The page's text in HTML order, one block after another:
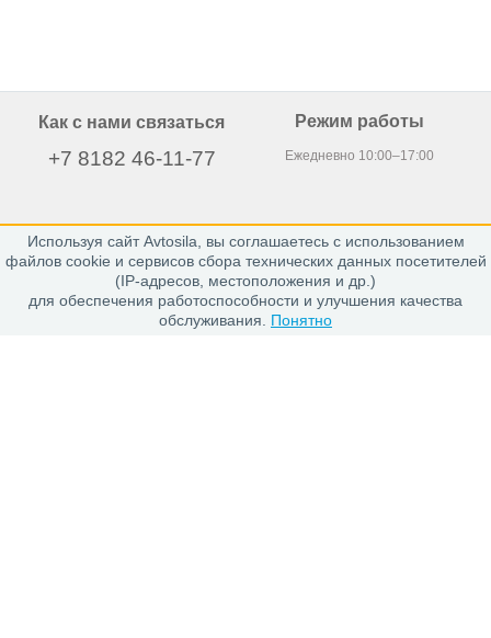
Используя сайт Avtosila, вы соглашаетесь с использованием
файлов cookie и сервисов сбора технических данных посетителей
(IP-адресов, местоположения и др.)
для обеспечения работоспособности и улучшения качества
обслуживания. Понятно
Как с нами связаться
+7 8182 46-11-77
163020, г. Архангельск,
пр. Никольский 15, офис 212
Режим работы
Ежедневно 10:00–17:00
Каталог